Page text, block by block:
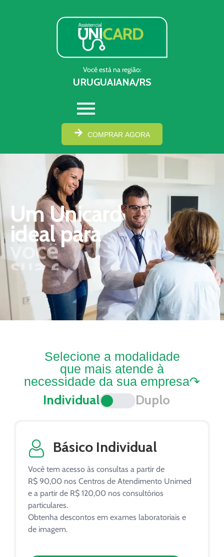
Você está na região:
URUGUAIANA/RS
COMPRAR AGORA
Um Unicard
ideal para
você
Selecione a modalidade
que mais atende à
necessidade da sua empresa↷
Individual Duplo
Básico Individual
Você tem acesso às consultas a partir de
R$ 90,00 nos Centros de Atendimento Unimed
e a partir de R$ 120,00 nos consultórios
particulares.
Obtenha descontos em exames laboratoriais e
de imagem.